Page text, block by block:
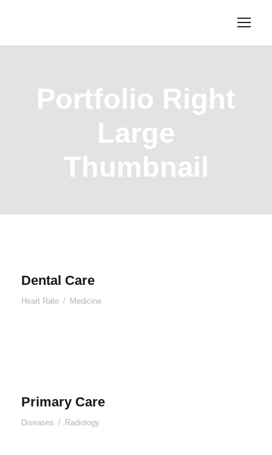
Portfolio Right
Large
Thumbnail
Dental Care
Heart Rate / Medicine
Primary Care
Diseases / Radiology